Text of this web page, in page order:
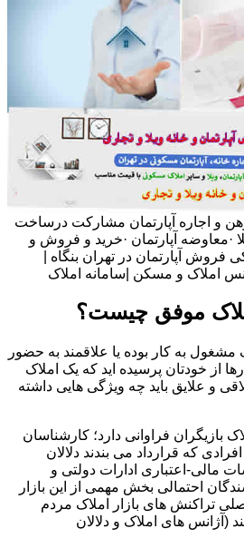
و اجاره آپارتمان مشارکت درساخت
·معاوضه آپارتمان ·خرید و فروش و
فروش آپارتمان در تهران بنگاه |
املاک و مسکن |سامانه املاک
موفق چیست؟
به کار بوده یا علاقمند به حضور
از خودتان پرسیده اید که یک املاک
و علایق باید چه ویژگی هایی داشته
بازیگران فراوانی دارد؛ کارشناسان
که قرارداد می بندند دلالان
مالی-اعتباری ادارات دولتی و
احتمالی بخش مهمی از این بازار
تراکنش های بازار املاک مردم
(آژانس های املاک و دلالان